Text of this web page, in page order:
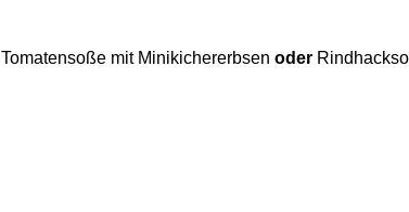
Tomatensoße mit Minikichererbsen oder